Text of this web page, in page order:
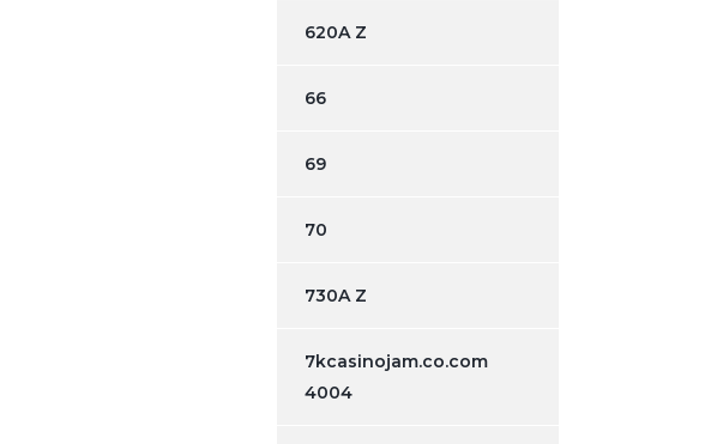
620A Z
66
69
70
730A Z
7kcasinojam.co.com
4004